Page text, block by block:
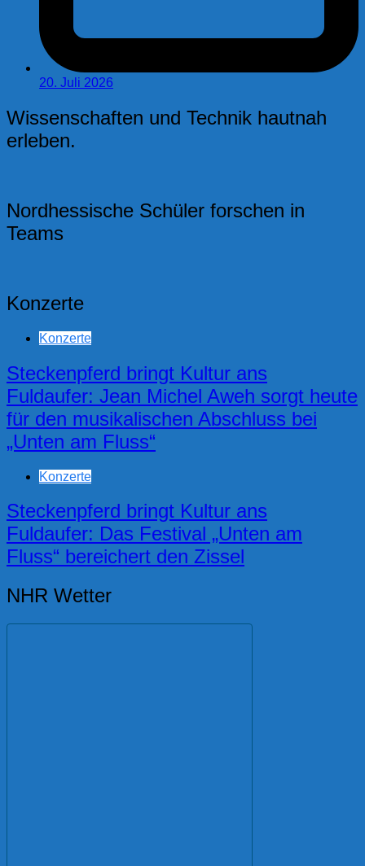
20. Juli 2026
Wissenschaften und Technik hautnah
erleben.
Nordhessische Schüler forschen in
Teams
Konzerte
Konzerte
Steckenpferd bringt Kultur ans
Fuldaufer: Jean Michel Aweh sorgt heute
für den musikalischen Abschluss bei
„Unten am Fluss“
Konzerte
Steckenpferd bringt Kultur ans
Fuldaufer: Das Festival „Unten am
Fluss“ bereichert den Zissel
NHR Wetter